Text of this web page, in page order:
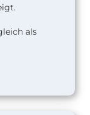
als